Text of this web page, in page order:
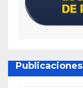
Publicaciones